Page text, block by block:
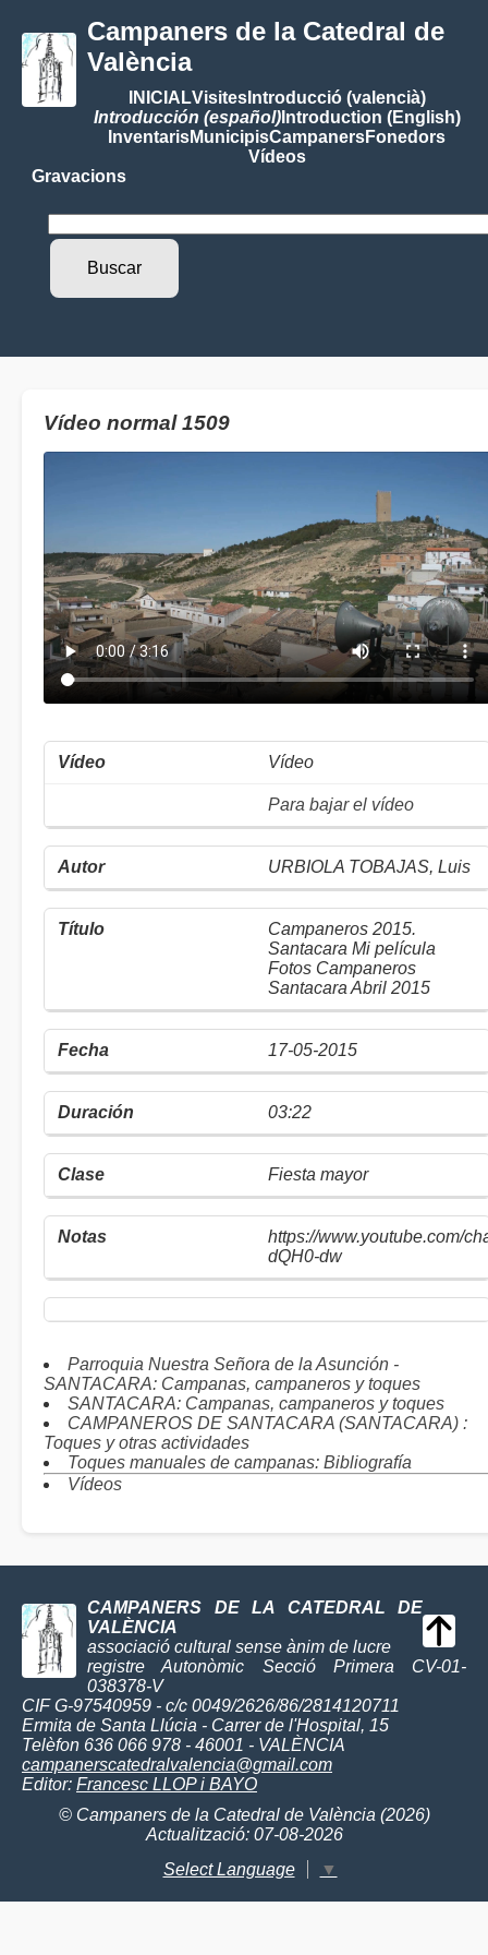
Campaners de la Catedral de
València
INICIALVisitesIntroducció (valencià)
Introducción (español)Introduction (English)
InventarisMunicipisCampanersFonedors
Vídeos
Gravacions
Vídeo normal 1509
Vídeo
Para bajar el vídeo
URBIOLA TOBAJAS, Luis
Campaneros 2015.
Santacara Mi película
Fotos Campaneros
Santacara Abril 2015
17-05-2015
03:22
Fiesta mayor
https://www.youtube.com/
dQH0-dw
Parroquia Nuestra Señora de la Asunción -
SANTACARA: Campanas, campaneros y toques
SANTACARA: Campanas, campaneros y toques
CAMPANEROS DE SANTACARA (SANTACARA) :
Toques y otras actividades
Toques manuales de campanas: Bibliografía
Vídeos
CAMPANERS DE LA CATEDRAL DE
VALÈNCIA
associació cultural sense ànim de lucre
registre Autonòmic Secció Primera CV-01-
038378-V
CIF G-97540959 - c/c 0049/2626/86/2814120711
Ermita de Santa Llúcia - Carrer de l'Hospital, 15
Telèfon 636 066 978 - 46001 - VALÈNCIA
campanerscatedralvalencia@gmail.com
Editor: Francesc LLOP i BAYO
© Campaners de la Catedral de València (2026)
Actualització: 07-08-2026
Select Language
▼